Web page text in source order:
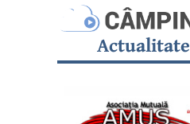
Actualitate